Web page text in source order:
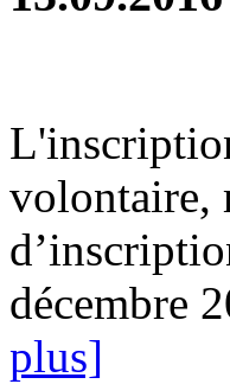
volontaire,
décembre
plus]